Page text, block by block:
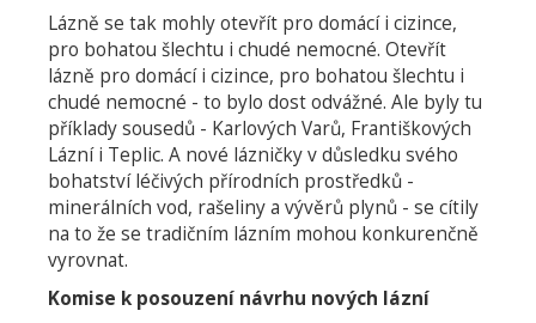
Lázně se tak mohly otevřít pro domácí i cizince,
pro bohatou šlechtu i chudé nemocné. Otevřít
lázně pro domácí i cizince, pro bohatou šlechtu i
chudé nemocné - to bylo dost odvážné. Ale byly tu
příklady sousedů - Karlových Varů, Františkových
Lázní i Teplic. A nové lázničky v důsledku svého
bohatství léčivých přírodních prostředků -
minerálních vod, rašeliny a vývěrů plynů - se cítily
na to že se tradičním lázním mohou konkurenčně
vyrovnat.
Komise k posouzení návrhu nových lázní